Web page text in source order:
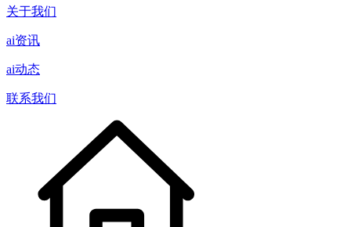
关于我们
ai资讯
ai动态
联系我们